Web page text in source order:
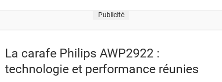
Publicité
La carafe Philips AWP2922 :
technologie et performance réunies